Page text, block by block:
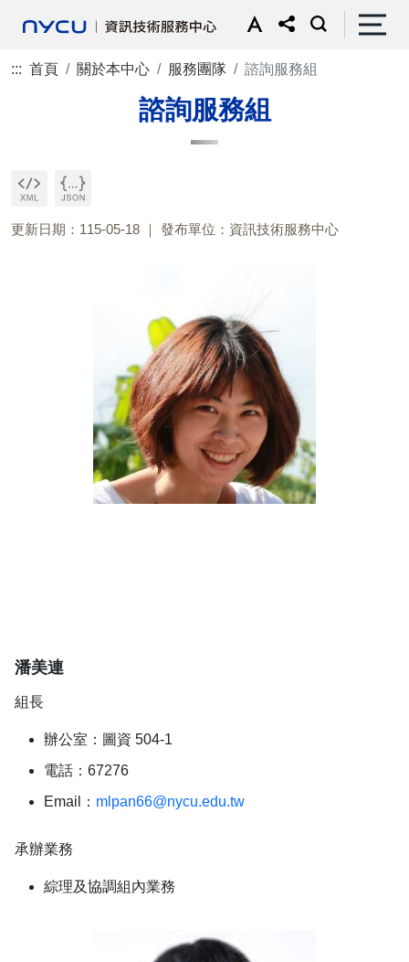
::: 首頁 關於本中心 服務團隊 諮詢服務組
諮詢服務組
更新日期：115-05-18 發布單位：資訊技術服務中心
潘美連
組長
辦公室：圖資 504-1
電話：67276
Email： mlpan66@nycu.edu.tw
承辦業務
綜理及協調組內業務